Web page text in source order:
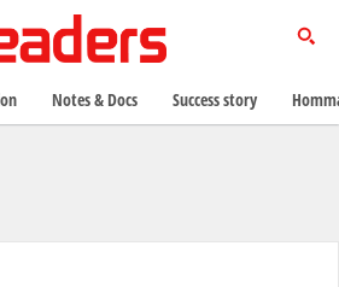
Notes & Docs Success story